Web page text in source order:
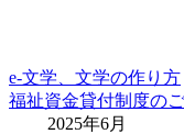
e-文学、文学の作り方
福祉資金貸付制度の
2025年6月